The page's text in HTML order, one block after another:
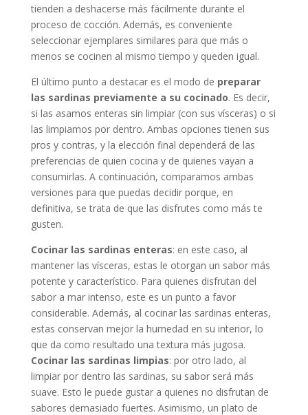
tienden a deshacerse más fácilmente durante el
proceso de cocción. Además, es conveniente
seleccionar ejemplares similares para que más o
menos se cocinen al mismo tiempo y queden igual.
El último punto a destacar es el modo de preparar
las sardinas previamente a su cocinado. Es decir,
si las asamos enteras sin limpiar (con sus vísceras) o si
las limpiamos por dentro. Ambas opciones tienen sus
pros y contras, y la elección final dependerá de las
preferencias de quien cocina y de quienes vayan a
consumirlas. A continuación, comparamos ambas
versiones para que puedas decidir porque, en
definitiva, se trata de que las disfrutes como más te
gusten.
Cocinar las sardinas enteras: en este caso, al
mantener las vísceras, estas le otorgan un sabor más
potente y característico. Para quienes disfrutan del
sabor a mar intenso, este es un punto a favor
considerable. Además, al cocinar las sardinas enteras,
estas conservan mejor la humedad en su interior, lo
que da como resultado una textura más jugosa.
Cocinar las sardinas limpias: por otro lado, al
limpiar por dentro las sardinas, su sabor será más
suave. Esto le puede gustar a quienes no disfrutan de
sabores demasiado fuertes. Asimismo, un plato de